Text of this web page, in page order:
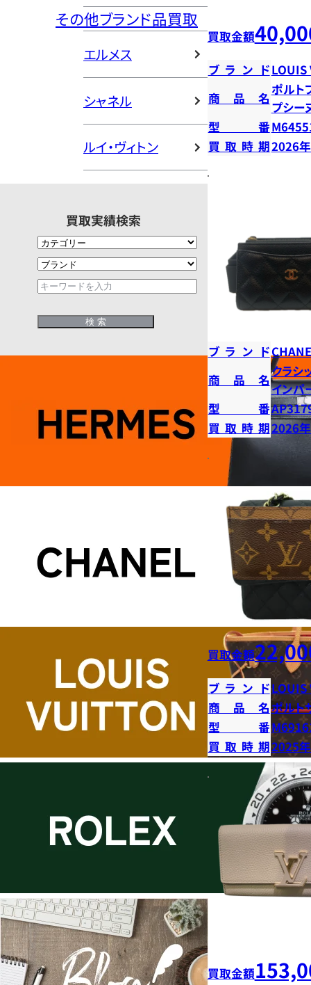
その他ブランド品買取
エルメス
シャネル
ルイ・ヴィトン
買取実績検索
買取金額
ブランドLOUIS
商品名
ポルト
プシー
型番
買取時期2026
ブランド
商品名
クラシ
インパ
型番
買取時期2026
買取金額
ブランドLOUIS
商品名ポルト
型番
買取時期2025
買取金額